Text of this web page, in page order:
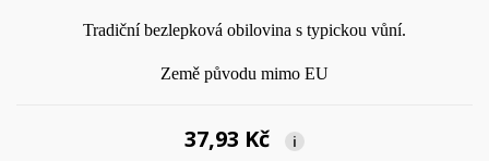
Tradiční bezlepková obilovina s typickou vůní.
Země původu mimo EU
37,93 Kč i